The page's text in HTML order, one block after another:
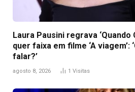
Laura Pausini regrava ‘Quando
quer faixa em filme ‘A viagem’:
falar?’
agosto 8, 2026 1 Visitas